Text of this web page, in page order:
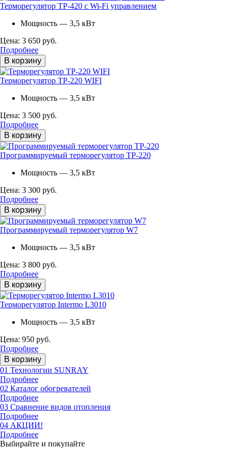
Терморегулятор ТР-420 с Wi-Fi управлением
Мощность — 3,5 кВт
Цена: 3 650 руб.
Подробнее
В корзину
Терморегулятор ТР-220 WIFI
Мощность — 3,5 кВт
Цена: 3 500 руб.
Подробнее
В корзину
Программируемый терморегулятор ТР-220
Мощность — 3,5 кВт
Цена: 3 300 руб.
Подробнее
В корзину
Программируемый терморегулятор W7
Мощность — 3,5 кВт
Цена: 3 800 руб.
Подробнее
В корзину
Терморегулятор Intermo L3010
Мощность — 3,5 кВт
Цена: 950 руб.
Подробнее
В корзину
01 Технологии SUNRAY
Подробнее
02 Каталог обогревателей
Подробнее
03 Сравнение видов отопления
Подробнее
04 АКЦИИ!
Подробнее
Выбирайте и покупайте